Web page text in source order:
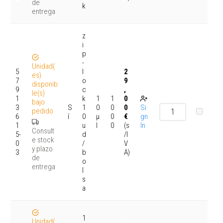
de
entrega
k
5
7
9
1
3
6
1
5-
0
3
Unidad(
es)
disponib
le(s)
bajo
pedido
Consult
e stock
y plazo
de
entrega
S
í
z
i
p
-
l
o
c
k
1
0
u
d
/
b
o
l
s
a
1
0
μ
l
1
0
0
0
2
9
,
0
0
€
(s
/I
V
A)
Si
gn
In
1